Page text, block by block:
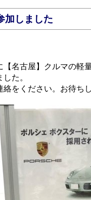
加しました
名古屋】クルマの軽
た。
をください。お待ち